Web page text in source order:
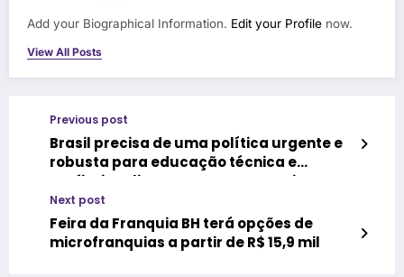
Add your Biographical Information. Edit your Profile now.
View All Posts
Previous post
Brasil precisa de uma política urgente e
robusta para educação técnica e
profissionalizante, aponta pesquisa
Next post
Feira da Franquia BH terá opções de
microfranquias a partir de R$ 15,9 mil